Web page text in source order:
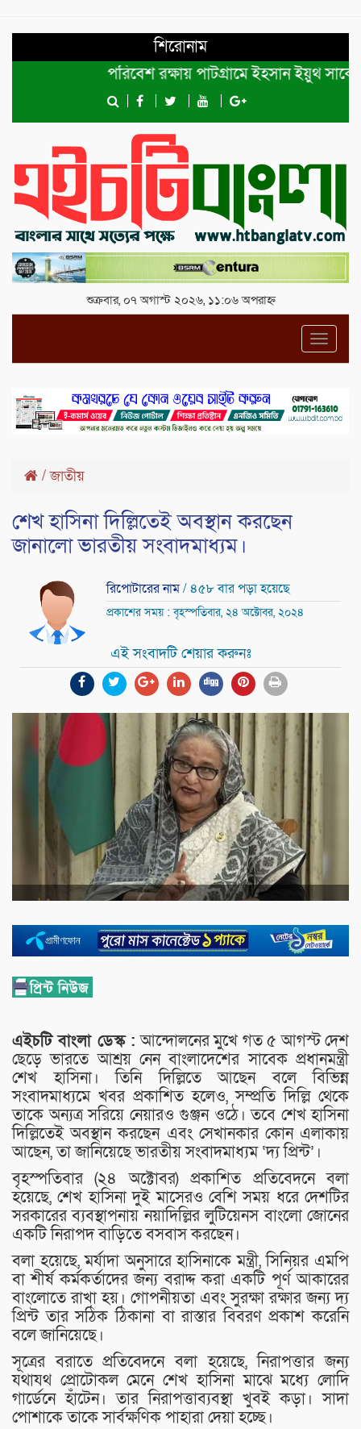
শিরোনাম
পরিবেশ রক্ষায় পাটগ্রামে ইহসান ইয়ুথ সার্কেলের
শুক্রবার, ০৭ অগাস্ট ২০২৬, ১১:০৬ অপরাহ্ন
/জাতীয়
শেখ হাসিনা দিল্লিতেই অবস্থান করছেন
জানালো ভারতীয় সংবাদমাধ্যম।
রিপোটারের নাম/ ৪৫৮ বার পড়া হয়েছে
প্রকাশের সময় : বৃহস্পতিবার, ২৪ অক্টোবর, ২০২৪
এই সংবাদটি শেয়ার করুনঃ
এইচটি বাংলা ডেস্ক : আন্দোলনের মুখে গত ৫ আগস্ট দেশ
ছেড়ে ভারতে আশ্রয় নেন বাংলাদেশের সাবেক প্রধানমন্ত্রী
শেখ হাসিনা। তিনি দিল্লিতে আছেন বলে বিভিন্ন
সংবাদমাধ্যমে খবর প্রকাশিত হলেও, সম্প্রতি দিল্লি থেকে
তাকে অন্যত্র সরিয়ে নেয়ারও গুঞ্জন ওঠে। তবে শেখ হাসিনা
দিল্লিতেই অবস্থান করছেন এবং সেখানকার কোন এলাকায়
আছেন, তা জানিয়েছে ভারতীয় সংবাদমাধ্যম ‘দ্য প্রিন্ট’।
বৃহস্পতিবার (২৪ অক্টোবর) প্রকাশিত প্রতিবেদনে বলা
হয়েছে, শেখ হাসিনা দুই মাসেরও বেশি সময় ধরে দেশটির
সরকারের ব্যবস্থাপনায় নয়াদিল্লির লুটিয়েনস বাংলো জোনের
একটি নিরাপদ বাড়িতে বসবাস করছেন।
বলা হয়েছে, মর্যাদা অনুসারে হাসিনাকে মন্ত্রী, সিনিয়র এমপি
বা শীর্ষ কর্মকর্তাদের জন্য বরাদ্দ করা একটি পূর্ণ আকারের
বাংলোতে রাখা হয়। গোপনীয়তা এবং সুরক্ষা রক্ষার জন্য দ্য
প্রিন্ট তার সঠিক ঠিকানা বা রাস্তার বিবরণ প্রকাশ করেনি
বলে জানিয়েছে।
সূত্রের বরাতে প্রতিবেদনে বলা হয়েছে, নিরাপত্তার জন্য
যথাযথ প্রোটোকল মেনে শেখ হাসিনা মাঝে মধ্যে লোদি
গার্ডেনে হাঁটেন। তার নিরাপত্তাব্যবস্থা খুবই কড়া। সাদা
পোশাকে তাকে সার্বক্ষণিক পাহারা দেয়া হচ্ছে।